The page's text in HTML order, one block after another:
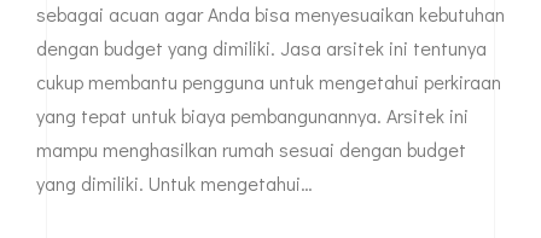
sebagai acuan agar Anda bisa menyesuaikan kebutuhan
dengan budget yang dimiliki. Jasa arsitek ini tentunya
cukup membantu pengguna untuk mengetahui perkiraan
yang tepat untuk biaya pembangunannya. Arsitek ini
mampu menghasilkan rumah sesuai dengan budget
yang dimiliki. Untuk mengetahui…